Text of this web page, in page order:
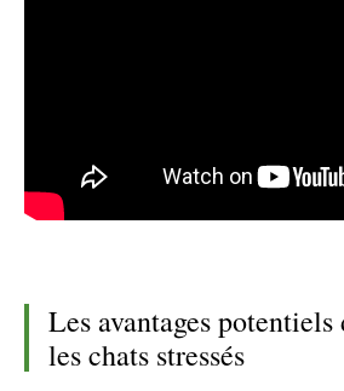
Les avantages
les chats stressés